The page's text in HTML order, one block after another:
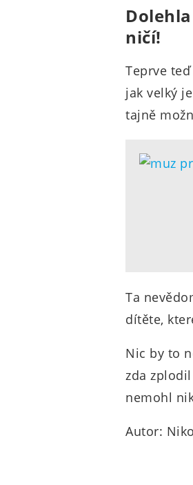
ničí!
Teprve
jak velký
tajně
Ta
dítěte,
Nic by to
zda
nemohl
Autor: